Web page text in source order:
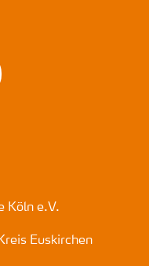
Köln e.V.
Euskirchen